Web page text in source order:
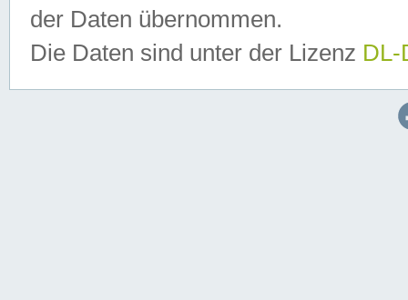
der Daten übernommen.
Die Daten sind unter der Lizenz